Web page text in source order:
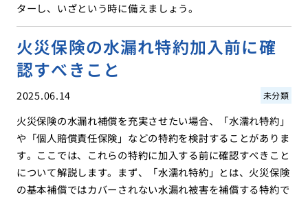
ターし、いざという時に備えましょう。
火災保険の水漏れ特約加入前に確
認すべきこと
2025.06.14 未分類
火災保険の水漏れ補償を充実させたい場合、「水濡れ特約」
や「個人賠償責任保険」などの特約を検討することがありま
す。ここでは、これらの特約に加入する前に確認すべきこと
について解説します。まず、「水濡れ特約」とは、火災保険
の基本補償ではカバーされない水漏れ被害を補償する特約で